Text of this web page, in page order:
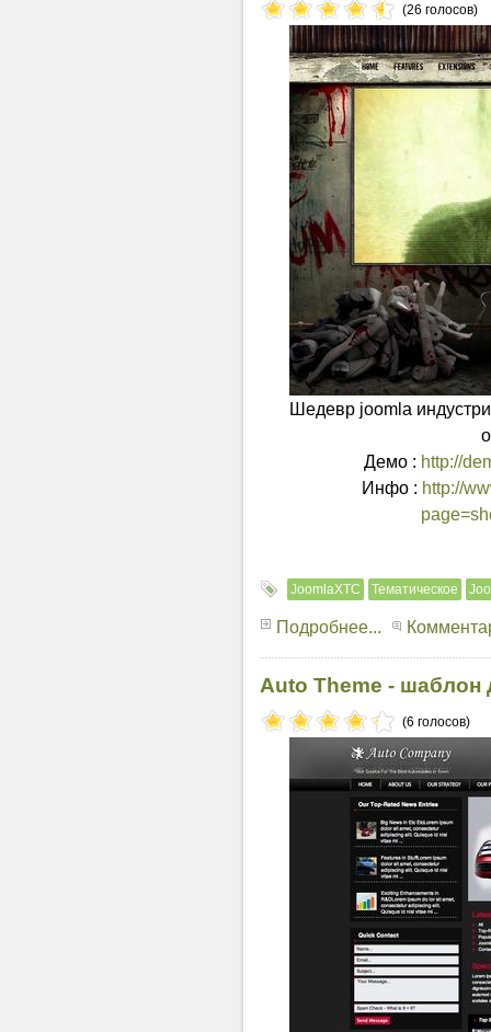
(26 голосов)
Шедевр joomla
Демо : http://
Инфо : http://
JoomlaXTC Тематическое
Подробнее...
Auto Theme - шаблон
(6 голосов)